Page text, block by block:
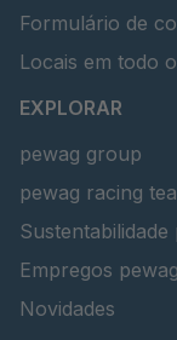
Formulário de
Locais em todo
EXPLORAR
pewag group
pewag racing
Sustentabilidade
Empregos pewag
Novidades